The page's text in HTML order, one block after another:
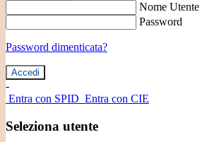
Nome Utente
Password
Password dimenticata?
-
Entra con SPID Entra con CIE
Seleziona utente